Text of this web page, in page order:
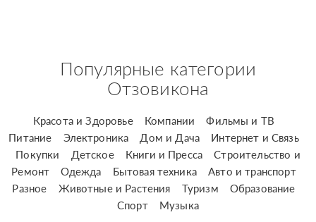
Популярные категории
Отзовикона
Красота и Здоровье Компании
Фильмы и ТВ
Питание
Электроника Дом и Дача
Интернет и Связь
Покупки
Детское Книги и Пресса
Строительство и
Ремонт
Одежда Бытовая техника
Авто и транспорт
Разное
Животные и Растения Туризм
Образование
Спорт
Музыка